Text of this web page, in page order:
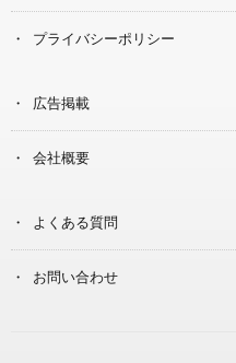
プライバシーポリシー
広告掲載
会社概要
よくある質問
お問い合わせ